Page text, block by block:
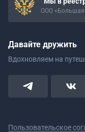
ООО «Большая
Давайте дружить
Вдохновляем на
Пользовательское